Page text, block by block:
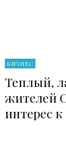
БИЗНЕС
Теплый,
жителей
интерес